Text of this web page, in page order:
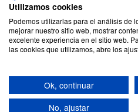
Seguridad y privacidad
Responsabilidad social
Mapa
Dardilly, Francia. SA con un
412 399 792 - Número de IVA
Código APE
Utilizamos cookies
Podemos utilizarlas para el análisis de
mejorar nuestro sitio web, mostrar
excelente experiencia en el sitio web.
las cookies que utilizamos, abre los
Ok, continuar
No, ajustar